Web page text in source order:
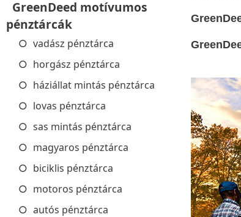
GreenDeed motívumos
pénztárcák
vadász pénztárca
horgász pénztárca
háziállat mintás pénztárca
lovas pénztárca
sas mintás pénztárca
magyaros pénztárca
biciklis pénztárca
motoros pénztárca
autós pénztárca